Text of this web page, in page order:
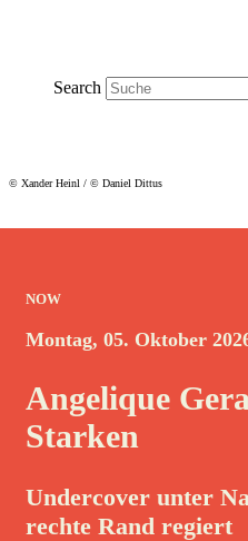
Search
© Xander Heinl / © Daniel Dittus
NOW
Montag, 05. Oktober
Angelique
Starken
Undercover unter
rechte Rand regiert